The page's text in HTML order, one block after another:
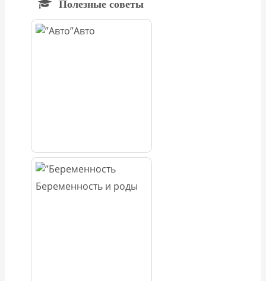
Полезные советы
Авто
Беременность и роды